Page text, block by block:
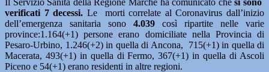
Il Servizio Sanità della Regione Marche ha comunicato chesi sono
verificati 7 decessi. Le morti correlate al Coronavirus dall’inizio
dell’emergenza sanitaria sono 4.039
così ripartite nelle varie
province:1.164(+1) persone erano domiciliate nella Provincia di
Pesaro-Urbino, 1.246(+2) in quella di Ancona, 715(+1) in quella di
Macerata, 493(+1) in quella di Fermo, 367(+1) in quella di Ascoli
Piceno e 54(+1) erano residenti in altre regioni.